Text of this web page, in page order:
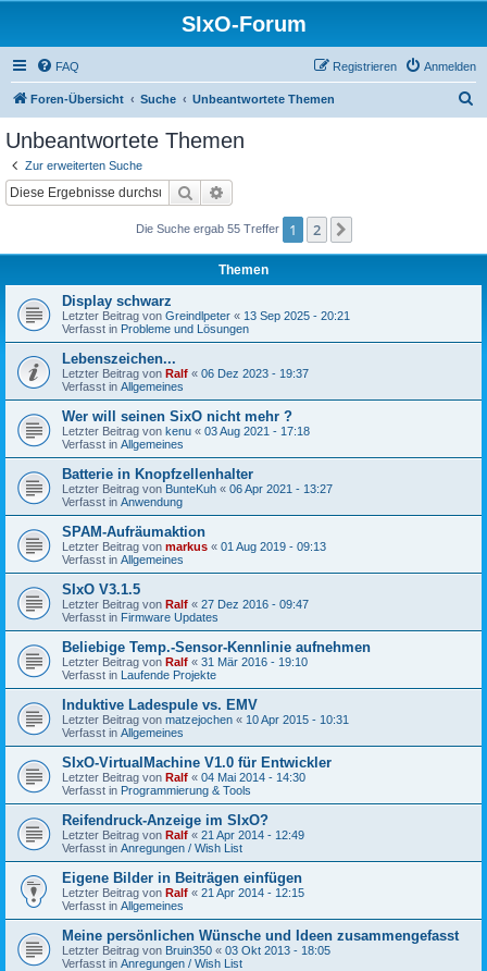
SIxO-Forum
FAQ Anmelden
Registrieren
Foren-Übersicht Suche Unbeantwortete Themen
Unbeantwortete Themen
Zur erweiterten Suche
Suche
Die Suche ergab 55 Treffer 1 2
Themen
Display schwarz
Letzter Beitrag von Greindlpeter « 13 Sep 2025 - 20:21
Verfasst in Probleme und Lösungen
Lebenszeichen...
Letzter Beitrag von Ralf « 06 Dez 2023 - 19:37
Verfasst in Allgemeines
Wer will seinen SixO nicht mehr ?
Letzter Beitrag von kenu « 03 Aug 2021 - 17:18
Verfasst in Allgemeines
Batterie in Knopfzellenhalter
Letzter Beitrag von BunteKuh « 06 Apr 2021 - 13:27
Verfasst in Anwendung
SPAM-Aufräumaktion
Letzter Beitrag von markus « 01 Aug 2019 - 09:13
Verfasst in Allgemeines
SIxO V3.1.5
Letzter Beitrag von Ralf « 27 Dez 2016 - 09:47
Verfasst in Firmware Updates
Beliebige Temp.-Sensor-Kennlinie aufnehmen
Letzter Beitrag von Ralf « 31 Mär 2016 - 19:10
Verfasst in Laufende Projekte
Induktive Ladespule vs. EMV
Letzter Beitrag von matzejochen « 10 Apr 2015 - 10:31
Verfasst in Allgemeines
SIxO-VirtualMachine V1.0 für Entwickler
Letzter Beitrag von Ralf « 04 Mai 2014 - 14:30
Verfasst in Programmierung & Tools
Reifendruck-Anzeige im SIxO?
Letzter Beitrag von Ralf « 21 Apr 2014 - 12:49
Verfasst in Anregungen / Wish List
Eigene Bilder in Beiträgen einfügen
Letzter Beitrag von Ralf « 21 Apr 2014 - 12:15
Verfasst in Allgemeines
Meine persönlichen Wünsche und Ideen zusammengefasst
Letzter Beitrag von Bruin350 « 03 Okt 2013 - 18:05
Verfasst in Anregungen / Wish List